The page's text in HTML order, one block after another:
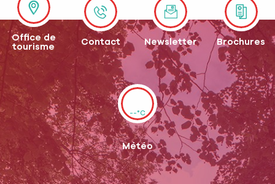
Office de
tourisme
Contact Newsletter Brochures
--°C
Météo